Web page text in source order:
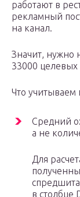
работают в
рекламный
на канал.
Значит, нужно
33000 целевых
Что учитываем
Средний
а не
Для
в столбце